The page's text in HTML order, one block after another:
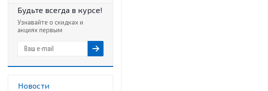
Будьте всегда в курсе!
Узнавайте о скидках и
акциях первым
Новости